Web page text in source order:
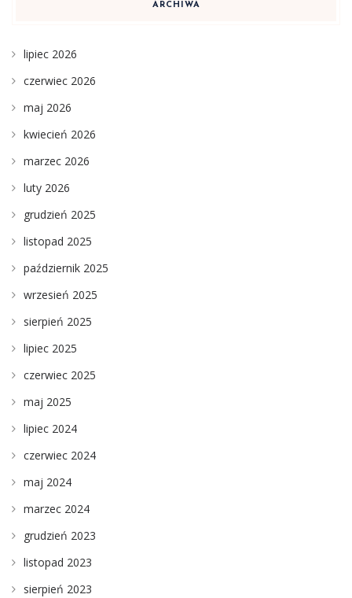
ARCHIWA
lipiec 2026
czerwiec 2026
maj 2026
kwiecień 2026
marzec 2026
luty 2026
grudzień 2025
listopad 2025
październik 2025
wrzesień 2025
sierpień 2025
lipiec 2025
czerwiec 2025
maj 2025
lipiec 2024
czerwiec 2024
maj 2024
marzec 2024
grudzień 2023
listopad 2023
sierpień 2023